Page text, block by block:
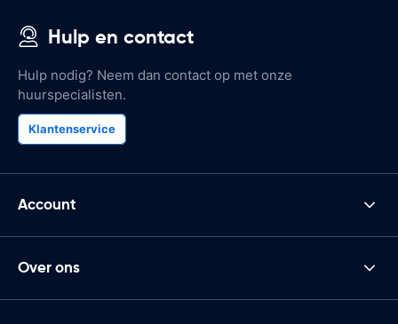
Hulp en contact
Hulp nodig? Neem dan contact op met onze
huurspecialisten.
Klantenservice
Account
Over ons